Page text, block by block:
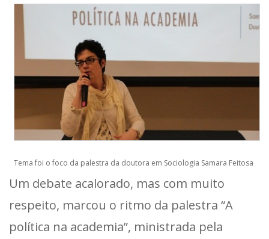
Tema foi o foco da palestra da doutora em Sociologia Samara Feitosa
Um debate acalorado, mas com muito
respeito, marcou o ritmo da palestra “A
política na academia”, ministrada pela